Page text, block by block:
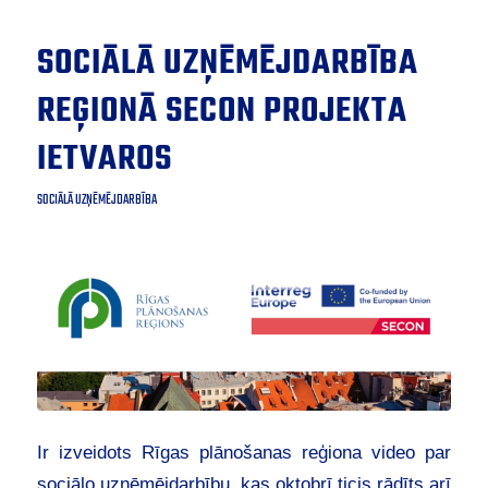
SOCIĀLĀ UZŅĒMĒJDARBĪBA
REĢIONĀ SECON PROJEKTA
IETVAROS
SOCIĀLĀ UZŅĒMĒJDARBĪBA
Ir izveidots Rīgas plānošanas reģiona video par